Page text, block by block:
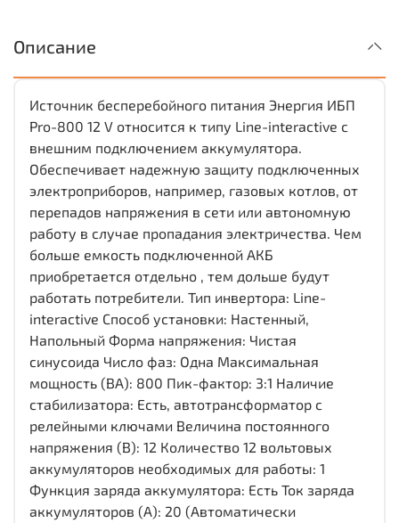
Описание
Источник бесперебойного питания Энергия ИБП
Pro-800 12 V относится к типу Line-interactive с
внешним подключением аккумулятора.
Обеспечивает надежную защиту подключенных
электроприборов, например, газовых котлов, от
перепадов напряжения в сети или автономную
работу в случае пропадания электричества. Чем
больше емкость подключенной АКБ
приобретается отдельно , тем дольше будут
работать потребители. Тип инвертора: Line-
interactive Способ установки: Настенный,
Напольный Форма напряжения: Чистая
синусоида Число фаз: Одна Максимальная
мощность (ВА): 800 Пик-фактор: 3:1 Наличие
стабилизатора: Есть, автотрансформатор с
релейными ключами Величина постоянного
напряжения (В): 12 Количество 12 вольтовых
аккумуляторов необходимых для работы: 1
Функция заряда аккумулятора: Есть Ток заряда
аккумуляторов (А): 20 (Автоматически